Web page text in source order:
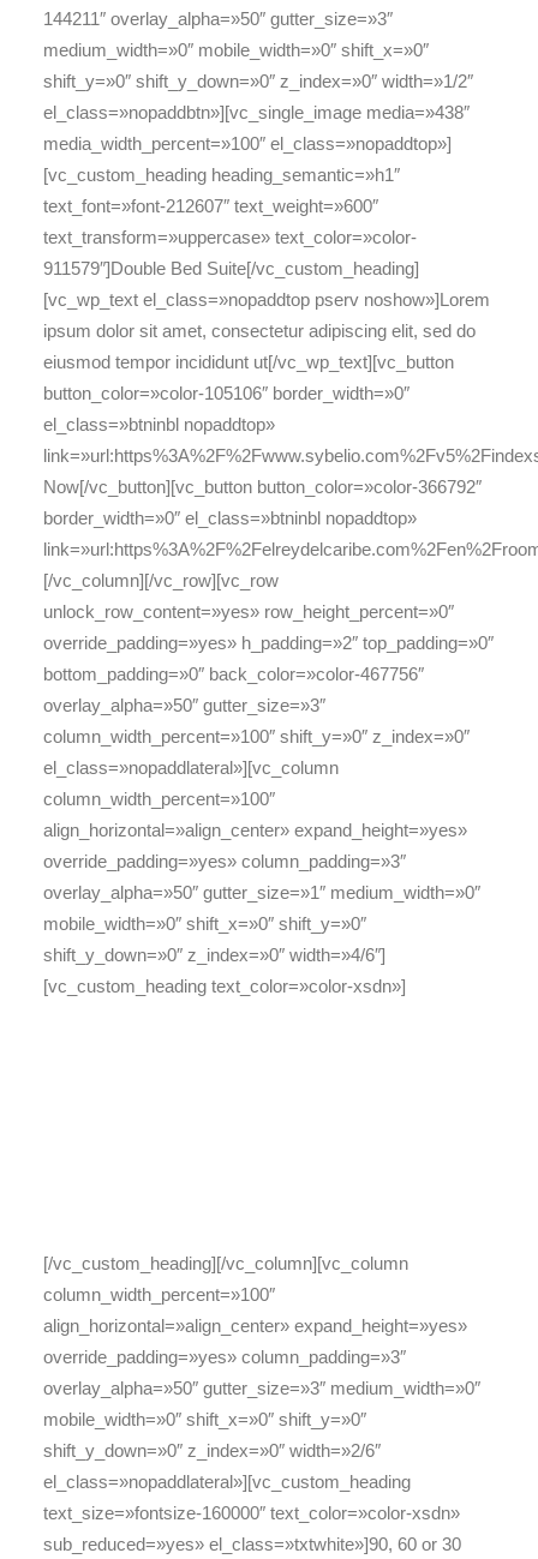
144211″ overlay_alpha=»50″ gutter_size=»3″
medium_width=»0″ mobile_width=»0″ shift_x=»0″
shift_y=»0″ shift_y_down=»0″ z_index=»0″ width=»1/2″
el_class=»nopaddbtn»][vc_single_image media=»438″
media_width_percent=»100″ el_class=»nopaddtop»]
[vc_custom_heading heading_semantic=»h1″
text_font=»font-212607″ text_weight=»600″
text_transform=»uppercase» text_color=»color-
911579″]Double Bed Suite[/vc_custom_heading]
[vc_wp_text el_class=»nopaddtop pserv noshow»]Lorem
ipsum dolor sit amet, consectetur adipiscing elit, sed do
eiusmod tempor incididunt ut[/vc_wp_text][vc_button
button_color=»color-105106″ border_width=»0″
el_class=»btninbl nopaddtop»
Now[/vc_button][vc_button button_color=»color-366792″
border_width=»0″ el_class=»btninbl nopaddtop»
[/vc_column][/vc_row][vc_row
unlock_row_content=»yes» row_height_percent=»0″
override_padding=»yes» h_padding=»2″ top_padding=»0″
bottom_padding=»0″ back_color=»color-467756″
overlay_alpha=»50″ gutter_size=»3″
column_width_percent=»100″ shift_y=»0″ z_index=»0″
el_class=»nopaddlateral»][vc_column
column_width_percent=»100″
align_horizontal=»align_center» expand_height=»yes»
override_padding=»yes» column_padding=»3″
overlay_alpha=»50″ gutter_size=»1″ medium_width=»0″
mobile_width=»0″ shift_x=»0″ shift_y=»0″
shift_y_down=»0″ z_index=»0″ width=»4/6″]
[vc_custom_heading text_color=»color-xsdn»]
[/vc_custom_heading][/vc_column][vc_column
column_width_percent=»100″
align_horizontal=»align_center» expand_height=»yes»
override_padding=»yes» column_padding=»3″
overlay_alpha=»50″ gutter_size=»3″ medium_width=»0″
mobile_width=»0″ shift_x=»0″ shift_y=»0″
shift_y_down=»0″ z_index=»0″ width=»2/6″
el_class=»nopaddlateral»][vc_custom_heading
text_size=»fontsize-160000″ text_color=»color-xsdn»
sub_reduced=»yes» el_class=»txtwhite»]90, 60 or 30